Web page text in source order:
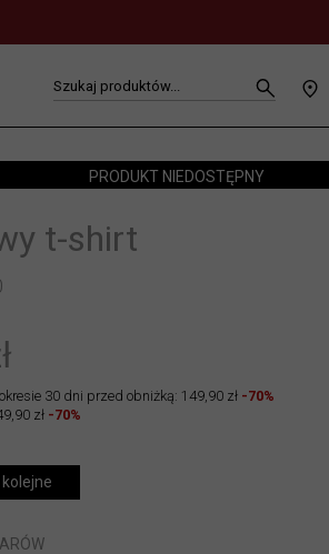
Szukaj produktów...
PRODUKT NIEDOSTĘPNY
t-shirt
30 dni przed obniżką: 149,90 zł -70%
zł -70%